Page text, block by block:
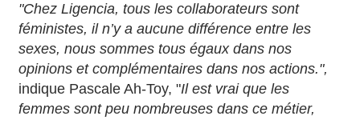
"Chez Ligencia, tous les collaborateurs sont
féministes, il n’y a aucune différence entre les
sexes, nous sommes tous égaux dans nos
opinions et complémentaires dans nos actions.",
indique Pascale Ah-Toy, "Il est vrai que les
femmes sont peu nombreuses dans ce métier,